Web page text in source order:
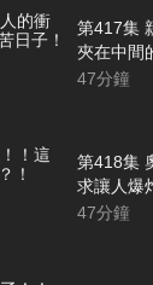
第417集
夾在中間
47分鐘
第418集
求讓人爆
47分鐘